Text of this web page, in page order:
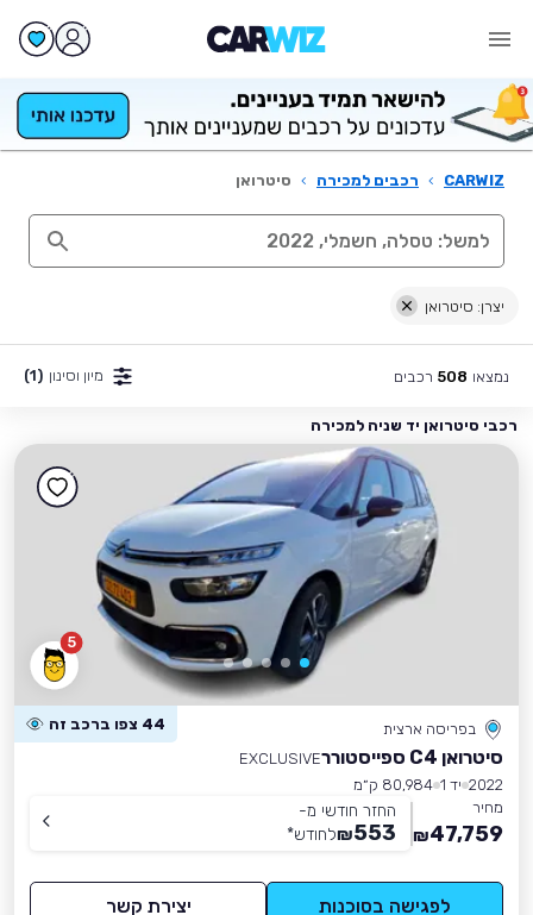
CARWIZ
› רכבים למכירה › סיטרואן
יצרן: סיטרואן
נמצאו 508 רכבים מיון וסינון (1)
רכבי סיטרואן יד שניה למכירה
5
בפריסה ארצית 44 צפו ברכב זה
סיטרואן C4 ספייסטורר
EXCLUSIVE
2022 יד 1
80,984 ק״מ
מחיר
47,759
₪
החזר חודשי מ-
553
₪לחודש*
לפגישה בסוכנות יצירת קשר